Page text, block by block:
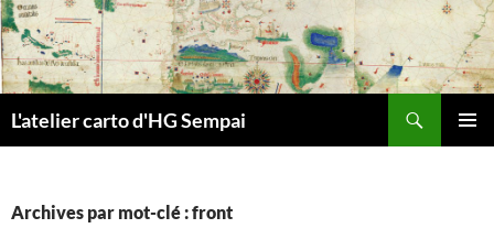
Aller
au
contenu
L'atelier carto d'HG Sempai
Archives par mot-clé : front